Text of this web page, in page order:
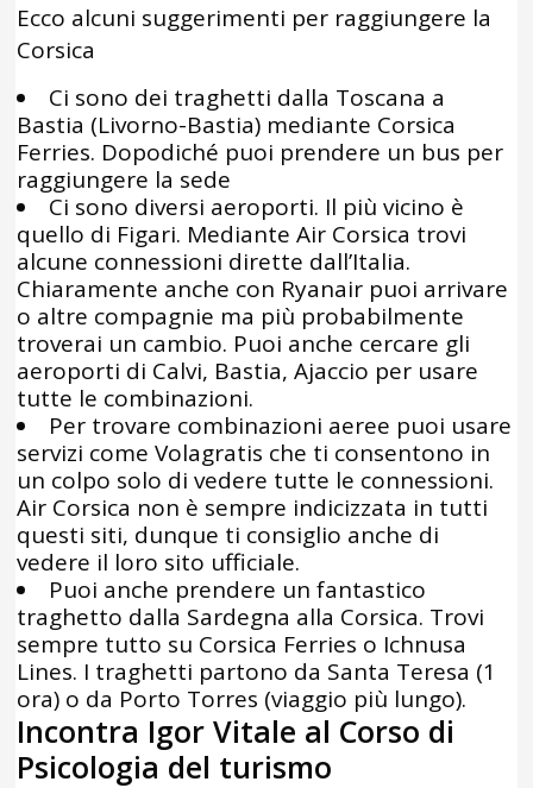
Ecco alcuni suggerimenti per raggiungere la
Corsica
Ci sono dei traghetti dalla Toscana a
Bastia (Livorno-Bastia) mediante Corsica
Ferries. Dopodiché puoi prendere un bus per
raggiungere la sede
Ci sono diversi aeroporti. Il più vicino è
quello di Figari. Mediante Air Corsica trovi
alcune connessioni dirette dall’Italia.
Chiaramente anche con Ryanair puoi arrivare
o altre compagnie ma più probabilmente
troverai un cambio. Puoi anche cercare gli
aeroporti di Calvi, Bastia, Ajaccio per usare
tutte le combinazioni.
Per trovare combinazioni aeree puoi usare
servizi come Volagratis che ti consentono in
un colpo solo di vedere tutte le connessioni.
Air Corsica non è sempre indicizzata in tutti
questi siti, dunque ti consiglio anche di
vedere il loro sito ufficiale.
Puoi anche prendere un fantastico
traghetto dalla Sardegna alla Corsica. Trovi
sempre tutto su Corsica Ferries o Ichnusa
Lines. I traghetti partono da Santa Teresa (1
ora) o da Porto Torres (viaggio più lungo).
Incontra Igor Vitale al Corso di
Psicologia del turismo